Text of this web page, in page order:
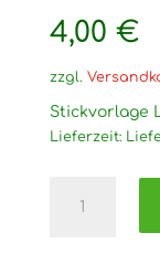
4,00 €
zzgl.
Stickvorlage
Lieferzeit:
Stickvorlage